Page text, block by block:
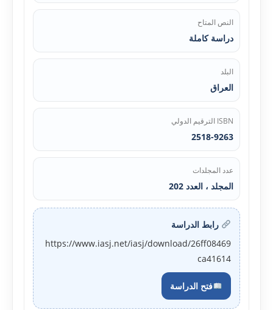
النص المتاح
دراسة كاملة
البلد
العراق
ISBN الترقيم الدولي
2518-9263
عدد المجلدات
المجلد ، العدد 202
رابط الدراسة
https://www.iasj.net/iasj/download/26ff08469
ca41614
فتح الدراسة